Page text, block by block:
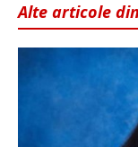
Alte articole